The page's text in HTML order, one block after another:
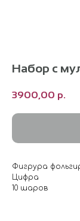
Набор с
3900,00 р.
Фигрура
Цифра
10 шаров